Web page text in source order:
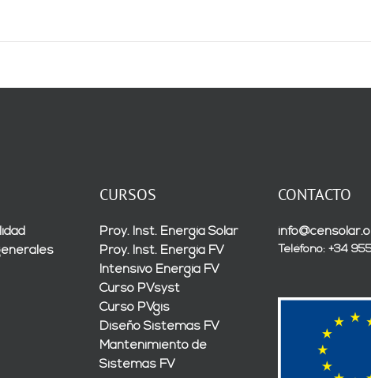
CURSOS
Proy. Inst. Energía Solar
Proy. Inst. Energía FV
Intensivo Energía FV
Curso PVsyst
Curso PVgis
Diseño Sistemas FV
Mantenimiento de
Sistemas FV
CONTACTO
Teléfono: +34